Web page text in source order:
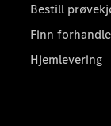
Bestill
Finn
Hjemlevering